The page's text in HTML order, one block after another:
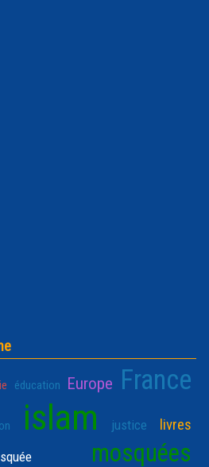
éducation Europe France
islam justice livres
mosquées